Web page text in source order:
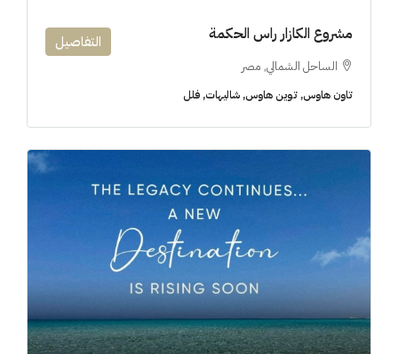
مشروع الكازار راس الحكمة
الساحل الشمالي, مصر
تاون هاوس, توين هاوس, شاليهات, فلل
التفاصيل